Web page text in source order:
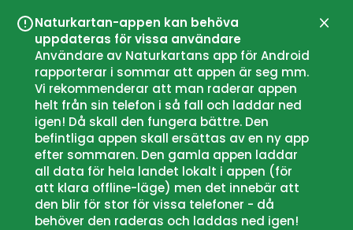
Naturkartan-appen kan behöva
uppdateras för vissa användare
Användare av Naturkartans app för Android
rapporterar i sommar att appen är seg mm.
Vi rekommenderar att man raderar appen
helt från sin telefon i så fall och laddar ned
igen! Då skall den fungera bättre. Den
befintliga appen skall ersättas av en ny app
efter sommaren. Den gamla appen laddar
all data för hela landet lokalt i appen (för
att klara offline-läge) men det innebär att
den blir för stor för vissa telefoner - då
behöver den raderas och laddas ned igen!